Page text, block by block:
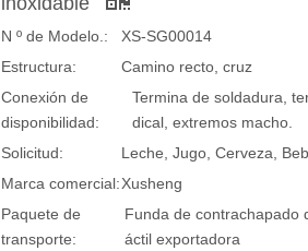
N º de Modelo.:
XS-SG00014
Estructura:
Camino recto, cruz
Conexión de
disponibilidad:
Termina de soldadura,
dical, extremos macho.
Solicitud:
Leche, Jugo, Cerveza,
Marca comercial:Xusheng
Paquete de
transporte:
Funda de contrachapado
áctil exportadora